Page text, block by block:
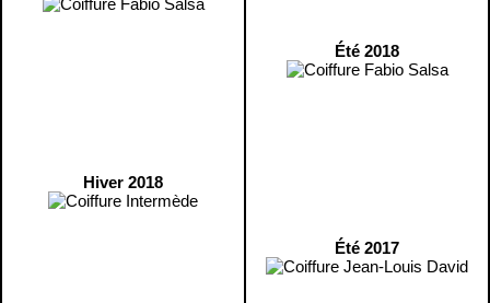
Hiver 2018
Été 2018
Été 2017